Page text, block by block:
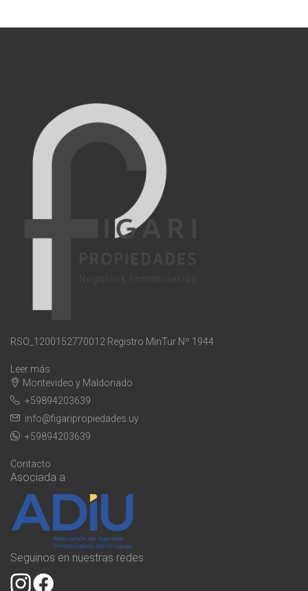
RSO_1200152770012 Registro MinTur Nº 1944
Leer más
Montevideo y Maldonado
+59894203639
info@figaripropiedades.uy
+59894203639
Contacto
Asociada a
Seguinos en nuestras redes